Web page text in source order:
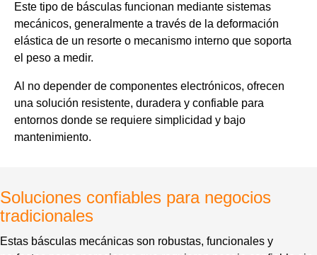
Este tipo de básculas funcionan mediante sistemas
mecánicos, generalmente a través de la deformación
elástica de un resorte o mecanismo interno que soporta
el peso a medir.
Al no depender de componentes electrónicos, ofrecen
una solución resistente, duradera y confiable para
entornos donde se requiere simplicidad y bajo
mantenimiento.
Soluciones confiables para negocios
tradicionales
Estas básculas mecánicas son robustas, funcionales y